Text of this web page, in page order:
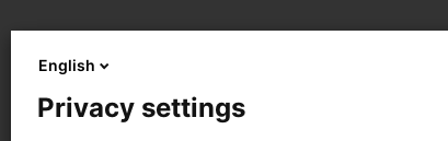
English
Privacy settings